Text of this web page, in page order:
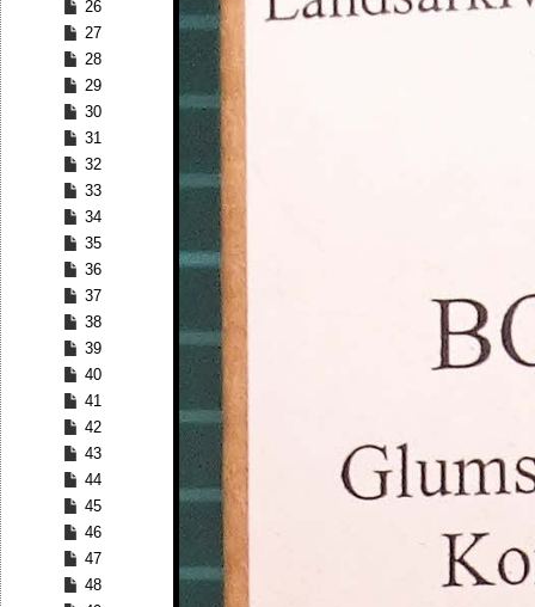
26
27
28
29
30
31
32
33
34
35
36
37
38
39
40
41
42
43
44
45
46
47
48